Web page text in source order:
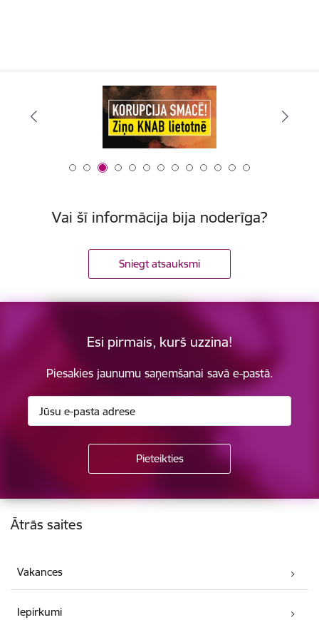
Vai šī informācija bija noderīga?
Sniegt atsauksmi
Esi pirmais, kurš uzzina!
Piesakies jaunumu saņemšanai savā e-pastā.
Kājene
Ātrās saites
Vakances
Iepirkumi